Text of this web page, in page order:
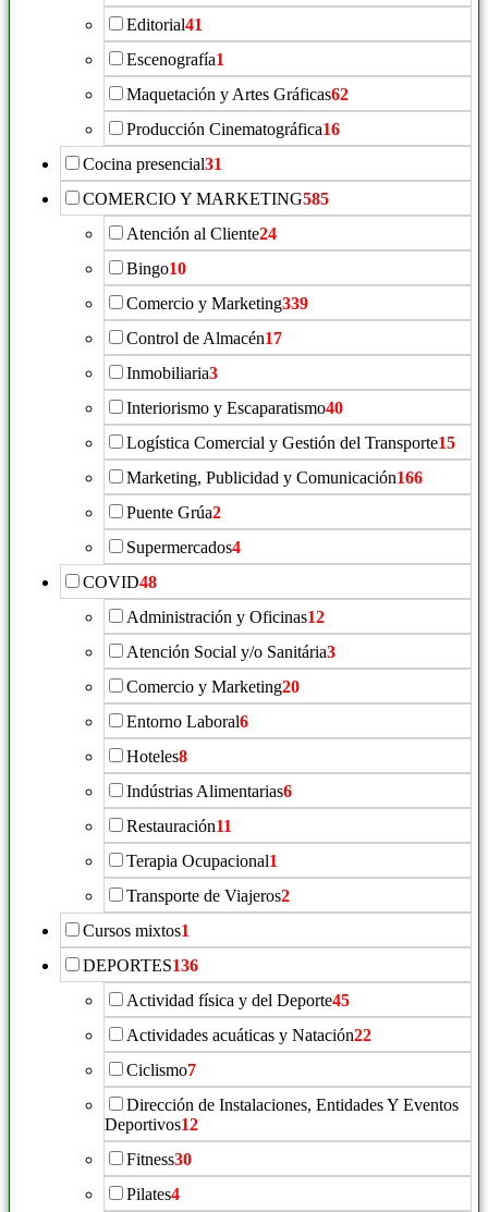
Editorial41
Escenografía1
Maquetación y Artes Gráficas62
Producción Cinematográfica16
Cocina presencial31
COMERCIO Y MARKETING585
Atención al Cliente24
Bingo10
Comercio y Marketing339
Control de Almacén17
Inmobiliaria3
Interiorismo y Escaparatismo40
Logística Comercial y Gestión del Transporte15
Marketing, Publicidad y Comunicación166
Puente Grúa2
Supermercados4
COVID48
Administración y Oficinas12
Atención Social y/o Sanitária3
Comercio y Marketing20
Entorno Laboral6
Hoteles8
Indústrias Alimentarias6
Restauración11
Terapia Ocupacional1
Transporte de Viajeros2
Cursos mixtos1
DEPORTES136
Actividad física y del Deporte45
Actividades acuáticas y Natación22
Ciclismo7
Dirección de Instalaciones, Entidades Y Eventos
Deportivos12
Fitness30
Pilates4